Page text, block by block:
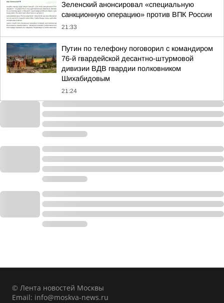
Зеленский анонсировал «специальную
санкционную операцию» против ВПК России
21:33
Путин по телефону поговорил с командиром
76-й гвардейской десантно-штурмовой
дивизии ВДВ гвардии полковником
Шихабидовым
21:24
© Лента новостей Москвы
Email: info@moskva-news.ru